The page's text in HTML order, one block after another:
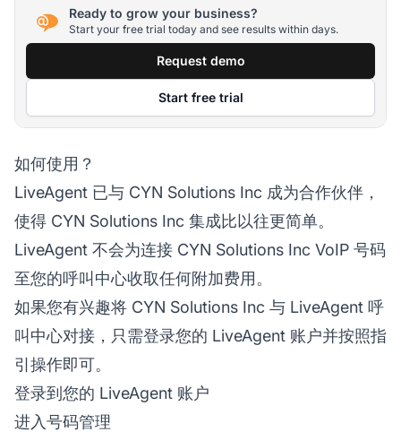
Ready to grow your business?
Start your free trial today and see results within days.
Request demo
Start free trial
如何使用？
LiveAgent 已与 CYN Solutions Inc 成为合作伙伴，
使得 CYN Solutions Inc 集成比以往更简单。
LiveAgent 不会为连接 CYN Solutions Inc VoIP 号码
至您的呼叫中心收取任何附加费用。
如果您有兴趣将 CYN Solutions Inc 与 LiveAgent 呼
叫中心对接，只需登录您的 LiveAgent 账户并按照指
引操作即可。
登录到您的 LiveAgent 账户
进入号码管理